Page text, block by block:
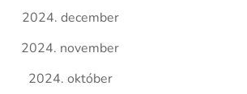
2024. december
2024. november
2024. október